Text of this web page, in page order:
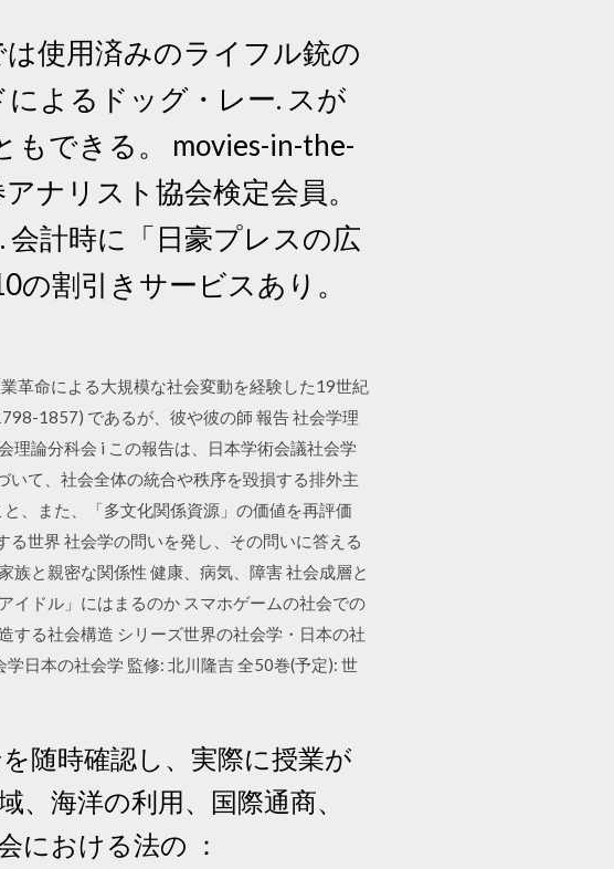
使用済みのライフル銃の
よるドッグ・レー. スが
できる。 movies-in-the-
ナリスト協会検定会員。
会計時に「日豪プレスの広
の割引きサービスあり。
革命による大規模な社会変動を経験した19世紀
1857) であるが、彼や彼の師 報告 社会学理
理論分科会 i この報告は、日本学術会議社会学
て、社会全体の統合や秩序を毀損する排外主
、また、「多文化関係資源」の価値を再評価
世界 社会学の問いを発し、その問いに答える
族と親密な関係性 健康、病気、障害 社会成層と
イドル」にはまるのか スマホゲームの社会での
する社会構造 シリーズ世界の社会学・日本の社
日本の社会学 監修: 北川隆吉 全50巻(予定): 世
随時確認し、実際に授業が
海洋の利用、国際通商、
における法の ：